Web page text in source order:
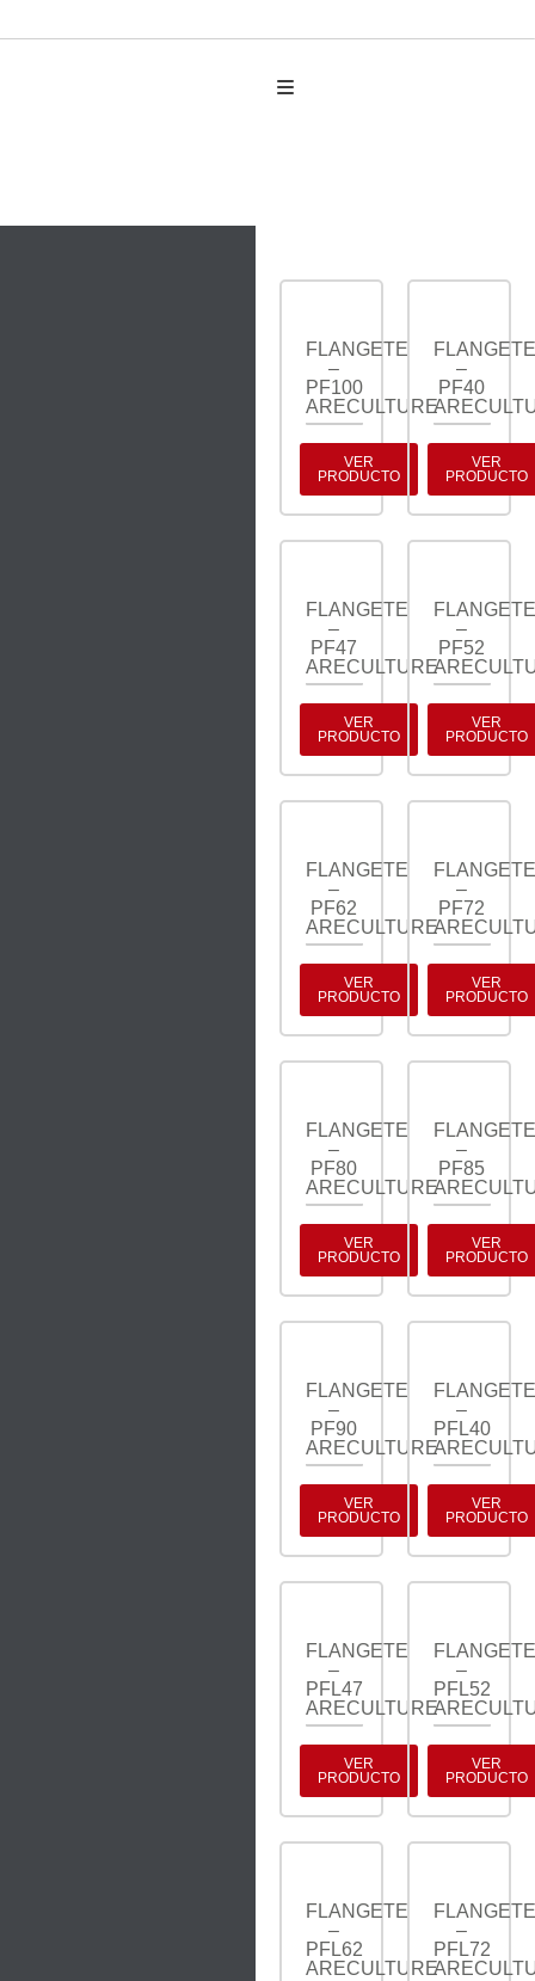
FLANGETE
–
PF100
ARECULTURE
VER
PRODUCTO
FLANGETE
–
PF40
VER
PRODUCTO
FLANGETE
–
PF47
ARECULTURE
VER
PRODUCTO
FLANGETE
–
PF52
VER
PRODUCTO
FLANGETE
–
PF62
ARECULTURE
VER
PRODUCTO
FLANGETE
–
PF72
VER
PRODUCTO
FLANGETE
–
PF80
ARECULTURE
VER
PRODUCTO
FLANGETE
–
PF85
VER
PRODUCTO
FLANGETE
–
PF90
ARECULTURE
VER
PRODUCTO
FLANGETE
–
PFL40
VER
PRODUCTO
FLANGETE
–
PFL47
ARECULTURE
VER
PRODUCTO
FLANGETE
–
PFL52
VER
PRODUCTO
FLANGETE
–
PFL62
ARECULTURE
FLANGETE
–
PFL72